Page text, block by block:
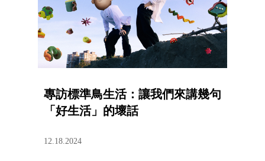
專訪標準鳥生活：讓我們來講幾句
「好生活」的壞話
12.18.2024